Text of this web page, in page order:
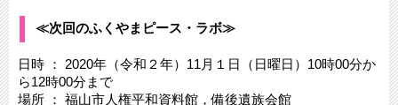
≪次回のふくやまピース・ラボ≫
日時 ： 2020年（令和２年）11月１日（日曜日）10時00分か
ら12時00分まで
場所 ： 福山市人権平和資料館，備後遺族会館